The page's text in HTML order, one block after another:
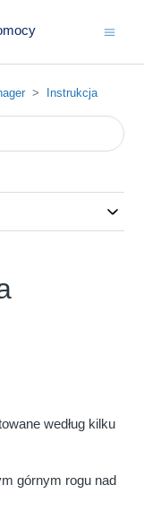
Instrukcja
według kilku
górnym rogu nad